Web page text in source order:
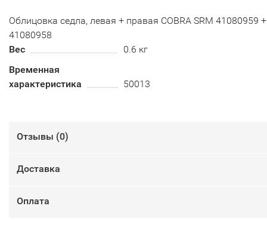
Облицовка седла, левая + правая COBRA SRM 41080959 +
41080958
Вес
0.6 кг
Временная
характеристика
50013
Отзывы (0)
Доставка
Оплата